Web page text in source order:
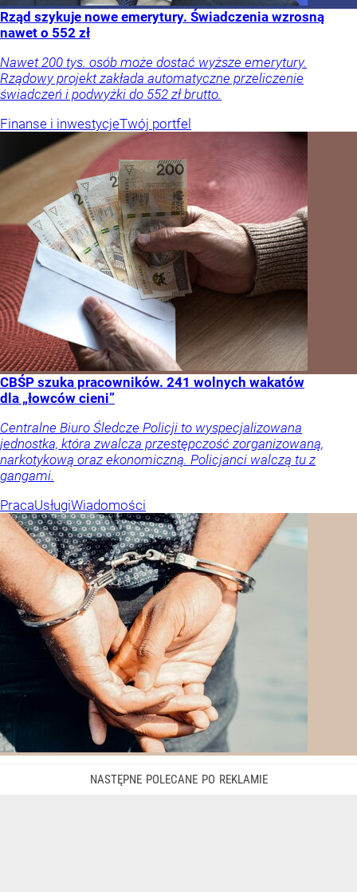
Rząd szykuje nowe emerytury. Świadczenia wzrosną
nawet o 552 zł
Nawet 200 tys. osób może dostać wyższe emerytury.
Rządowy projekt zakłada automatyczne przeliczenie
świadczeń i podwyżki do 552 zł brutto.
Finanse i inwestycjeTwój portfel
CBŚP szuka pracowników. 241 wolnych wakatów
dla „łowców cieni”
Centralne Biuro Śledcze Policji to wyspecjalizowana
jednostka, która zwalcza przestępczość zorganizowaną,
narkotykową oraz ekonomiczną. Policjanci walczą tu z
gangami.
PracaUsługiWiadomości